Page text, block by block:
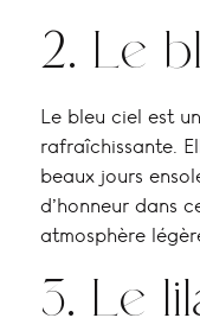
2. Le
Le bleu ciel est
rafraîchissante.
beaux jours
d’honneur dans
atmosphère
3. Le